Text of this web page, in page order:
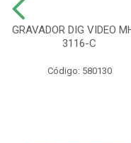
GRAVADOR DIG VIDEO
3116-C
Código: 580130